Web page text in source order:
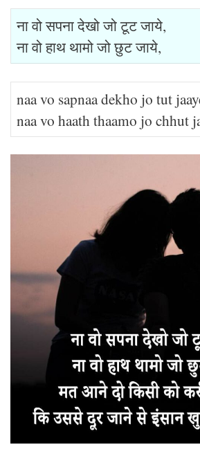
ना वो सपना देखो जो टूट जाये,
ना वो हाथ थामो जो छुट जाये,
naa vo sapnaa dekho jo tut
naa vo haath thaamo jo chhut